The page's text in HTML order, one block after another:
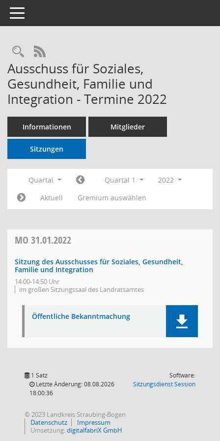
Toggle navigation
RSS-Feed
Ausschuss für Soziales,
Gesundheit, Familie und
Integration - Termine 2022
Informationen Mitglieder
Sitzungen
Quartal Quartal 1
2022
Aktuell
Gremium auswählen
MO 31.01.2022
Sitzung des Ausschusses für Soziales, Gesundheit,
Familie und Integration
14:00-14:50 Uhr
im großen Sitzungssaal des Landratsamtes
Öffentliche Bekanntmachung
1 Satz
Letzte Änderung: 08.08.2026
18:00:36
Software:
SitzungsdienstSession(Wird in
© 2023 Landkreis Straubing-Bogen
Datenschutz
Impressum
Umsetzung:digitalfabriX GmbH